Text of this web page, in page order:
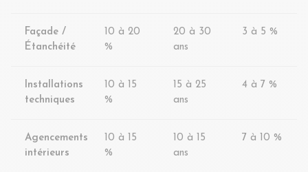
Façade /
Étanchéité
10 à 20
%
20 à 30
ans
3 à 5 %
Installations
techniques
10 à 15
%
15 à 25
ans
4 à 7 %
Agencements
intérieurs
10 à 15
%
10 à 15
ans
7 à 10 %